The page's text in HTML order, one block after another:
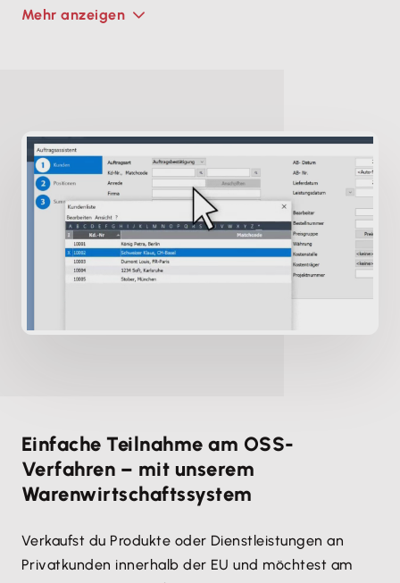
Mehr anzeigen
Einfache Teilnahme am OSS-
Verfahren – mit unserem
Warenwirtschaftssystem
Verkaufst du Produkte oder Dienstleistungen an
Privat­kunden innerhalb der EU und möchtest am